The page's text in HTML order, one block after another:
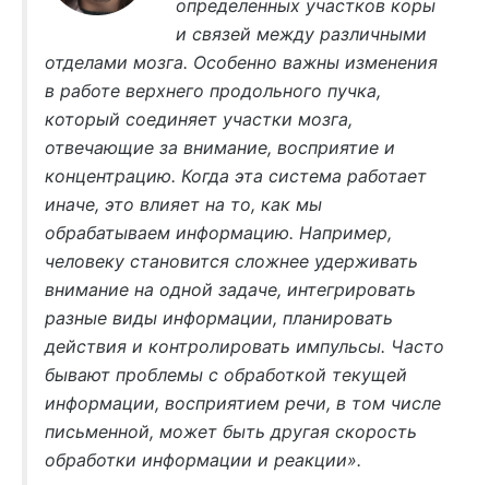
определенных участков коры
и связей между различными
отделами мозга. Особенно важны изменения
в работе верхнего продольного пучка,
который соединяет участки мозга,
отвечающие за внимание, восприятие и
концентрацию. Когда эта система работает
иначе, это влияет на то, как мы
обрабатываем информацию. Например,
человеку становится сложнее удерживать
внимание на одной задаче, интегрировать
разные виды информации, планировать
действия и контролировать импульсы. Часто
бывают проблемы с обработкой текущей
информации, восприятием речи, в том числе
письменной, может быть другая скорость
обработки информации и реакции».